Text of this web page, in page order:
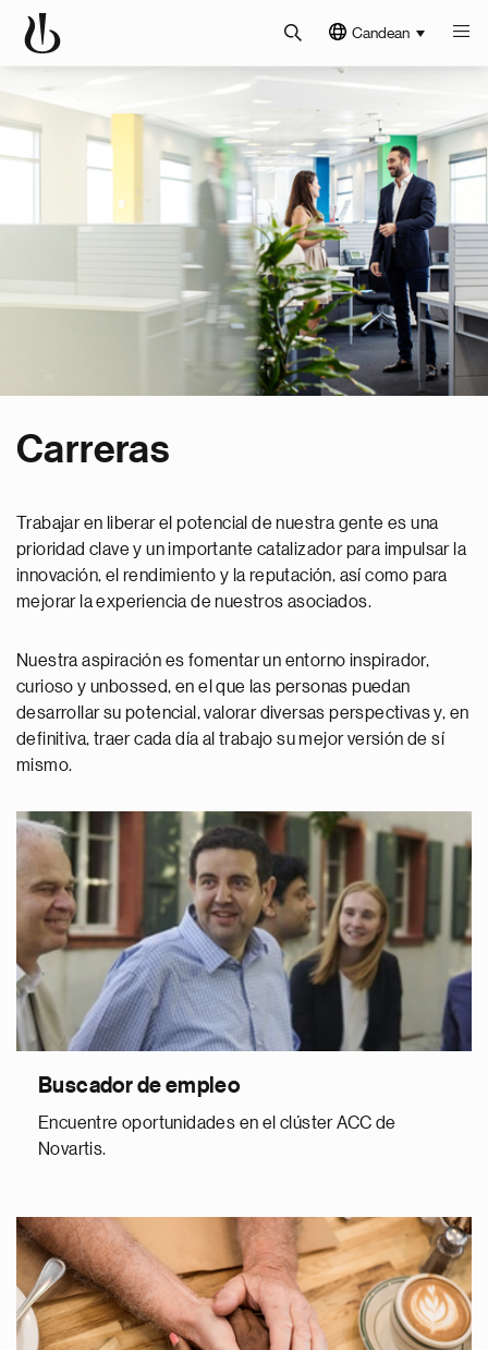
Candean
Carreras
Trabajar en liberar el potencial de nuestra gente es una
prioridad clave y un importante catalizador para impulsar la
innovación, el rendimiento y la reputación, así como para
mejorar la experiencia de nuestros asociados.
Nuestra aspiración es fomentar un entorno inspirador,
curioso y unbossed, en el que las personas puedan
desarrollar su potencial, valorar diversas perspectivas y, en
definitiva, traer cada día al trabajo su mejor versión de sí
mismo.
Buscador de empleo
Encuentre oportunidades en el clúster ACC de
Novartis.